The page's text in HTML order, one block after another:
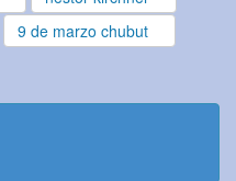
9 de marzo chubut